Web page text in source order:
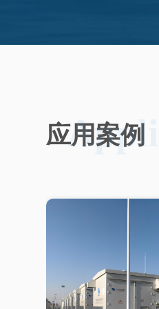
应用案例